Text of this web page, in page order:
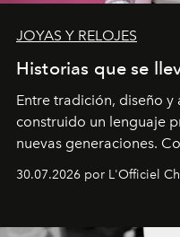
JOYAS Y RELOJES
Historias que se
Entre tradición, diseño y
construido un lenguaje
nuevas generaciones.
Dubray, la responsable
Latinoamérica, sobre
30.07.2026 por L'Officiel